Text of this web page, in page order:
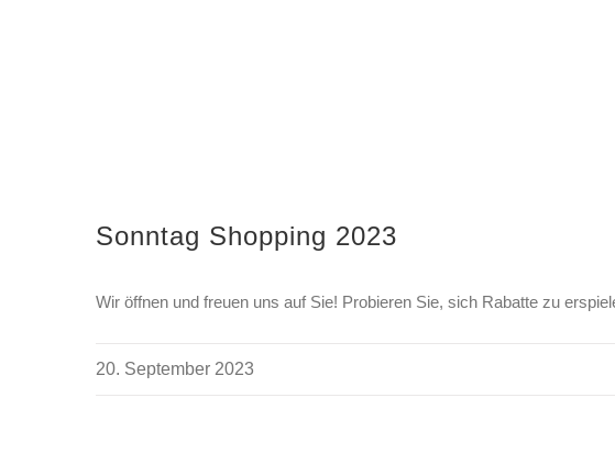
Sonntag Shopping 2023
Wir öffnen und freuen uns auf Sie! Probieren Sie, sich Rabatte zu
20. September 2023